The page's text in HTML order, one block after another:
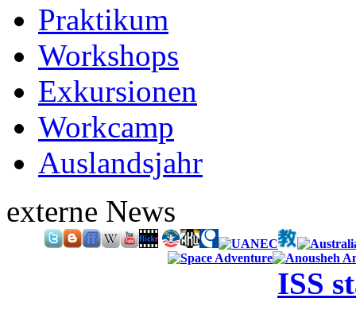
Praktikum
Workshops
Exkursionen
Workcamp
Auslandsjahr
externe News
ISS